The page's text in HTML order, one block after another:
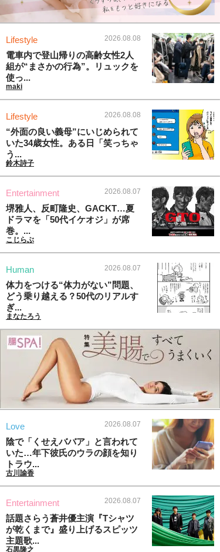
Lifestyle 2026.08.08
電車内で登山帰りの高齢女性2人
組が“まさかの行為”。リュックを
使っ...
maki
Lifestyle 2026.08.08
“外面の良い義母”にいじめられて
いた34歳女性。ある日「笑っちゃ
う...
鈴木詩子
Entertainment 2026.08.07
堺雅人、反町隆史、GACKT…夏
ドラマを「50代イケオジ」が席
巻。...
こじらぶ
Human 2026.08.07
体力をつける“体力がない”問題、
どう乗り越える？50代のリアルす
ぎ...
まなたろう
Love 2026.08.07
陰で「くせえババア」と言われて
いた…年下彼氏のウラの顔を知り
トラウ...
古川諭香
Entertainment 2026.08.07
話題さらう蒼井優主演『Tシャツ
が乾くまで』盛り上げるスピッツ
主題歌...
石黒隆之